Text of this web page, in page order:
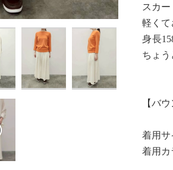
スカ
軽くて
身長
ちょう
【バ
着用サ
着用カ